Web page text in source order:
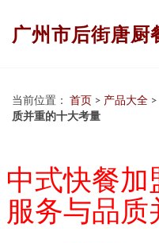
广州市后街唐厨
当前位置： 首页 > 产品大全 >
质并重的十大考量
中式快餐
服务与品